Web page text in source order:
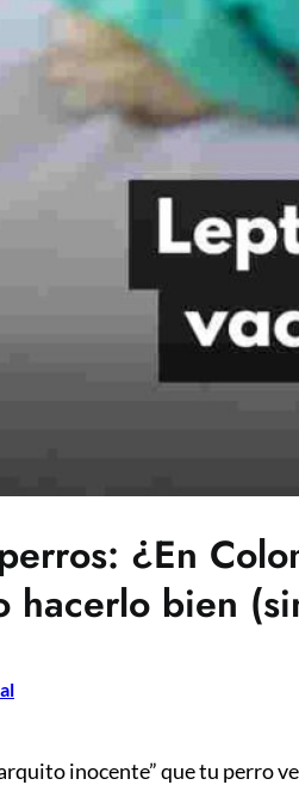
¿En
hacerlo bien
inocente” que tu perro